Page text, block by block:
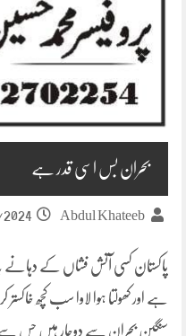
بحران بس اسی قدر ہے
Abdul Khateeb
پاکستان کسی آتش فشاں کے دہانے
ہے اور کھولتا ہوا لاوا سب کچھ
سنگین بحران سے دوچار ہیں جس سے